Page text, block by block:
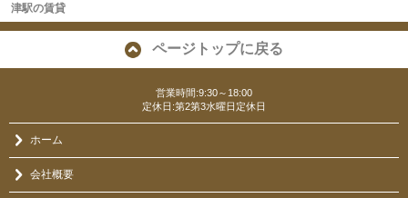
津駅の賃貸
ページトップに戻る
営業時間:9:30～18:00
定休日:第2第3水曜日定休日
ホーム
会社概要